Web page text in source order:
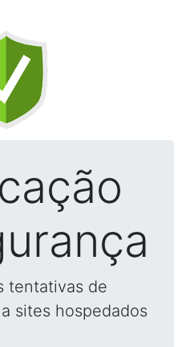
tentativas de
sites hospedados